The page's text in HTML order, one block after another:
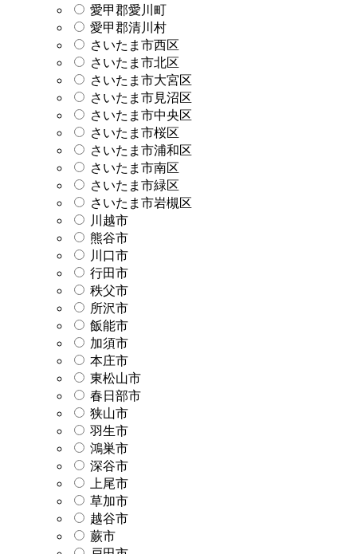
愛甲郡愛川町
愛甲郡清川村
さいたま市西区
さいたま市北区
さいたま市大宮区
さいたま市見沼区
さいたま市中央区
さいたま市桜区
さいたま市浦和区
さいたま市南区
さいたま市緑区
さいたま市岩槻区
川越市
熊谷市
川口市
行田市
秩父市
所沢市
飯能市
加須市
本庄市
東松山市
春日部市
狭山市
羽生市
鴻巣市
深谷市
上尾市
草加市
越谷市
蕨市